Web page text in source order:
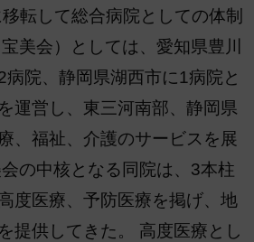
転して総合病院としての体制
美会）としては、愛知県豊川
院、静岡県湖西市に1病院と
運営し、東三河南部、静岡県
、福祉、介護のサービスを展
の中核となる同院は、3本柱
度医療、予防医療を掲げ、地
提供してきた。 高度医療とし